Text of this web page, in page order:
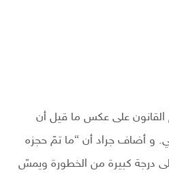
على عكس ما قيل أن
و أضاف جراد أن “ما تمّ حجزه
درجة كبيرة من الخطورة ويمسّ